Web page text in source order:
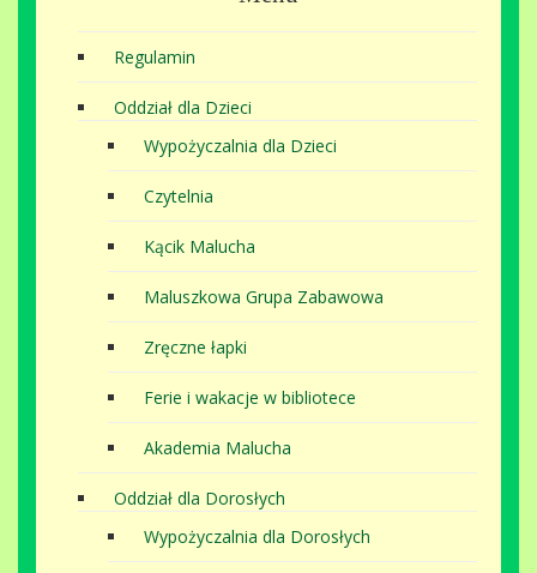
Regulamin
Oddział dla Dzieci
Wypożyczalnia dla Dzieci
Czytelnia
Kącik Malucha
Maluszkowa Grupa Zabawowa
Zręczne łapki
Ferie i wakacje w bibliotece
Akademia Malucha
Oddział dla Dorosłych
Wypożyczalnia dla Dorosłych